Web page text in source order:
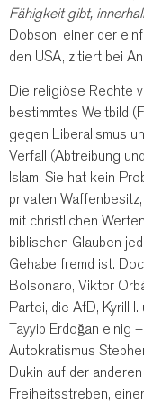
Fähigkeit gibt,
Dobson, einer der
den USA, zitiert bei
Die religiöse Rechte
bestimmtes Weltbild
gegen Liberalismus
Verfall (Abtreibung
Islam. Sie hat kein
privaten
mit christlichen
biblischen Glauben
Gehabe fremd ist.
Bolsonaro, Viktor
Partei, die AfD, Kyrill
Tayyip Erdoğan einig
Autokratismus
Dukin auf der
Freiheitsstreben,